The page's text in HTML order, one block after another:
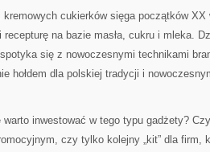
kremowych cukierków sięga początków
recepturę na bazie masła, cukru i mleka.
się z nowoczesnymi technikami
hołdem dla polskiej tradycji i
inwestować w tego typu gadżety?
czy tylko kolejny „kit” dla firm,